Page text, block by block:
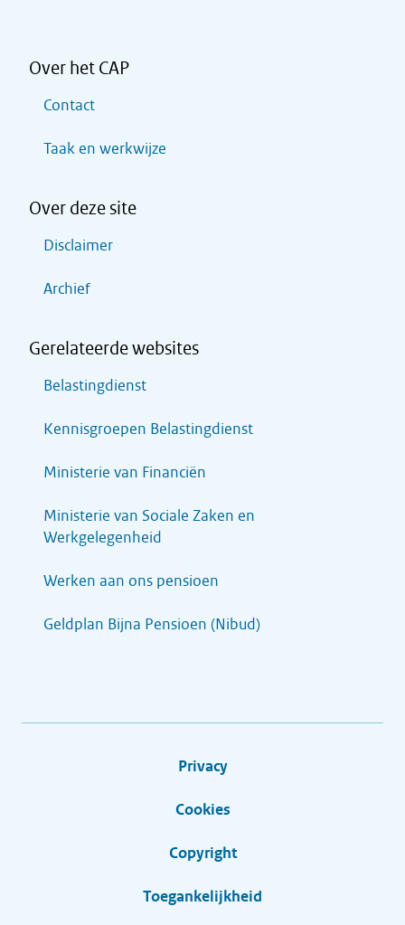
Over het CAP
Contact
Taak en werkwijze
Over deze site
Disclaimer
Archief
Gerelateerde websites
Belastingdienst
Kennisgroepen Belastingdienst
Ministerie van Financiën
Ministerie van Sociale Zaken en
Werkgelegenheid
Werken aan ons pensioen
Geldplan Bijna Pensioen (Nibud)
Privacy
Cookies
Copyright
Toegankelijkheid